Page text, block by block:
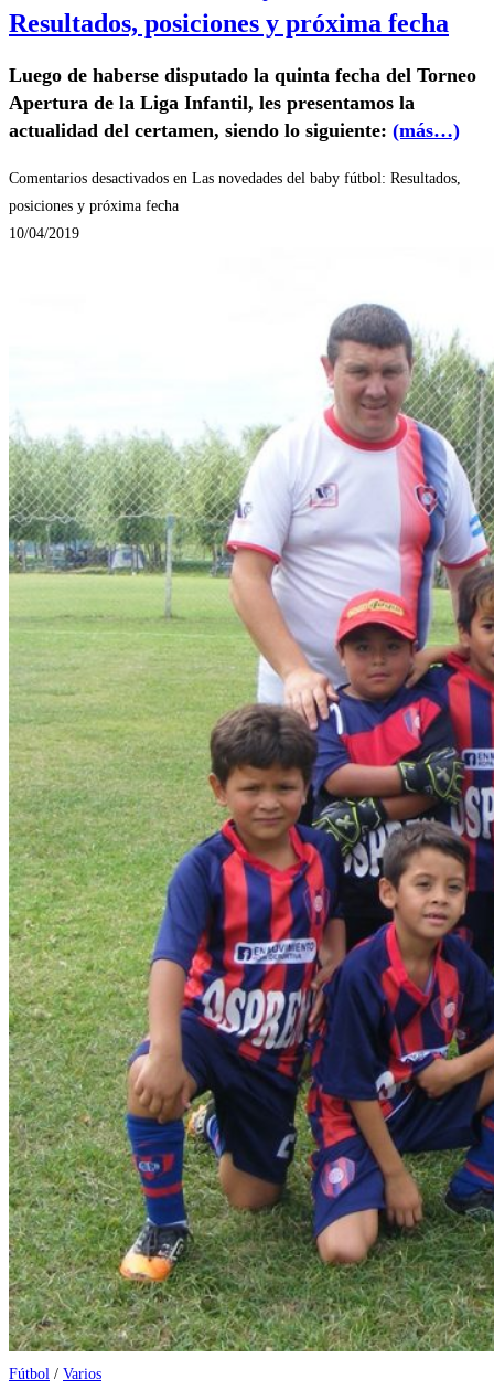
Resultados, posiciones y próxima fecha
Luego de haberse disputado la quinta fecha del Torneo
Apertura de la Liga Infantil, les presentamos la
actualidad del certamen, siendo lo siguiente: (más…)
Comentarios desactivados en Las novedades del baby fútbol: Resultados,
posiciones y próxima fecha
10/04/2019
Fútbol / Varios